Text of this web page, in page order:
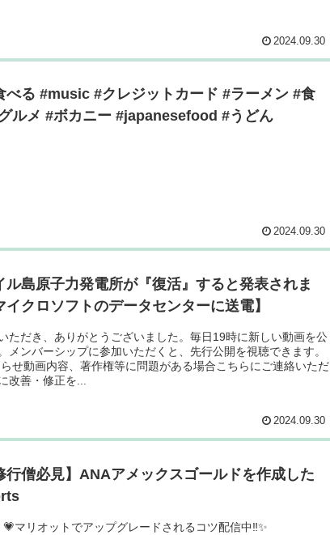
2024.09.30
べる #music #クレジットカード #ラーメン #食
ルメ #ボカニー #japanesefood #うどん
2024.09.30
ル島原子力発電所が『復活』すると発表されま
イクロソフトのデータセンターに送電】
ただき、ありがとうございました。毎日19時に新しい動画を公
メンバーシップに参加いただくと、先行公開を視聴できます。
せ動画内容、著作権等に問題がある場合こちらにご連絡いただ
改善・修正を...
2024.09.30
行僧必見】ANAアメックスゴールドを作成した
💗マリオットでアップグレードされるコツ配信中‼️✨